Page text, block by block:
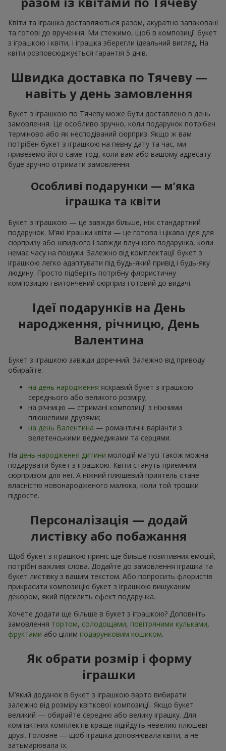
Квіти та іграшка доставляються разом, акуратно запаковані
та готові до вручення. Ми стежимо, щоб в композиції букет
з іграшкою і квіти, і іграшка зберегли ідеальний вигляд. На
квіти розповсюджується гарантія 5 днів.
Швидка доставка по Тячеву —
навіть у день замовлення
Букет з іграшкою по Тячеву може бути доставлено в день
замовлення. Це особливо зручно, коли подарунок потрібен
терміново або як несподіваний сюрприз. Якщо ж вам
потрібен букет з іграшкою на певну дату та час, ми
привеземо його саме тоді, коли вам або вашому адресату
буде зручно отримати замовлення.
Особливі подарунки — м’яка
іграшка та квіти
Букет з іграшкою — це завжди більше, ніж стандартний
подарунок. М’які іграшки квіти — це готова і цікава ідея для
сюрпризу або швидкого і завжди влучного подарунка, коли
немає часу на пошуки. Залежно від комплектації букет з
іграшкою легко адаптувати під будь-який привід і будь-яку
людину. Просто підберіть потрібну флористичну
композицію і витончений сюрприз готовий до видачі.
Ідеї подарунків на День
народження, річницю, День
Валентина
Букет з іграшкою завжди доречний. Залежно від приводу
обирайте:
на день народження яскравий букет з іграшкою
середнього або великого розміру;
на річницю — стримані композиції з ніжними
плюшевими друзями;
на день Валентина — романтичні варіанти з
велетенськими ведмедиками та серцями.
На день народження дитини молодій матусі також можна
подарувати букет з іграшкою. Квіти стануть приємним
сюрпризом для неї. А ніжний плюшевий приятель стане
власністю новонародженого малюка, коли той трошки
підросте.
Персоналізація — додай
листівку або побажання
Щоб букет з іграшкою приніс ще більше позитивних емоцій,
потрібні важливі слова. Додайте до замовлення іграшка та
букет листівку з вашим текстом. Або попросить флористів
прикрасити композицію букет з іграшкою вишуканим
декором, який підсилить ефект подарунка.
Хочете додати ще більше в букет з іграшкою? Доповніть
замовлення тортом, солодощами, повітряними кульками,
фруктами або цілим подарунковим кошиком.
Як обрати розмір і форму
іграшки
М’який доданок в букет з іграшкою варто вибирати
залежно від розміру квіткової композиції. Якщо букет
великий — обирайте середню або велику іграшку. Для
компактних комплектів краще підійдуть невеликі плюшеві
друзі. Головне — щоб іграшка доповнювала квіти, а не
затьмарювала їх.